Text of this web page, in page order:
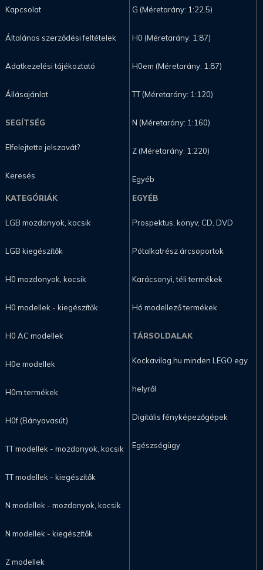
Kapcsolat
Általános szerződési feltételek
Adatkezelési tájékoztató
Állásajánlat
SEGÍTSÉG
Elfelejtette jelszavát?
Keresés
G (Méretarány: 1:22.5)
H0 (Méretarány: 1:87)
H0em (Méretarány: 1:87)
TT (Méretarány: 1:120)
N (Méretarány: 1:160)
Z (Méretarány: 1:220)
Egyéb
KATEGÓRIÁK
LGB mozdonyok, kocsik
LGB kiegészítők
H0 mozdonyok, kocsik
H0 modellek - kiegészítők
H0 AC modellek
H0e modellek
H0m termékek
H0f (Bányavasút)
TT modellek - mozdonyok, kocsik
TT modellek - kiegészítők
N modellek - mozdonyok, kocsik
N modellek - kiegészítők
Z modellek
EGYÉB
Prospektus, könyv, CD, DVD
Pótalkatrész árcsoportok
Karácsonyi, téli termékek
Hó modellező termékek
TÁRSOLDALAK
Kockavilag.hu minden LEGO egy
helyről
Digitális fényképezőgépek
Egészségügy